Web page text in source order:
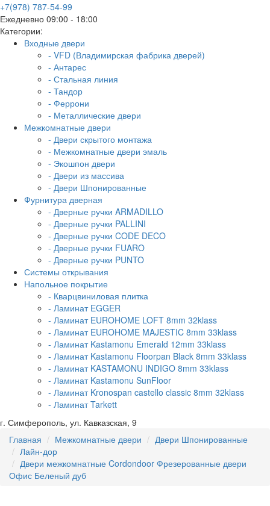
+7(978) 787-54-99
Ежедневно 09:00 - 18:00
Категории:
Входные двери
- VFD (Владимирская фабрика дверей)
- Антарес
- Стальная линия
- Тандор
- Феррони
- Металлические двери
Межкомнатные двери
- Двери скрытого монтажа
- Межкомнатные двери эмаль
- Экошпон двери
- Двери из массива
- Двери Шпонированные
Фурнитура дверная
- Дверные ручки ARMADILLO
- Дверные ручки PALLINI
- Дверные ручки CODE DECO
- Дверные ручки FUARO
- Дверные ручки PUNTO
Системы открывания
Напольное покрытие
- Кварцвиниловая плитка
- Ламинат EGGER
- Ламинат EUROHOME LOFT 8mm 32klass
- Ламинат EUROHOME MAJESTIC 8mm 33klass
- Ламинат Kastamonu Emerald 12mm 33klass
- Ламинат Kastamonu Floorpan Black 8mm 33klass
- Ламинат KASTAMONU INDIGO 8mm 33klass
- Ламинат Kastamonu SunFloor
- Ламинат Kronospan castello classic 8mm 32klass
- Ламинат Tarkett
г. Симферополь, ул. Кавказская, 9
Главная
Межкомнатные двери
Двери Шпонированные
Лайн-дор
Двери межкомнатные Cordondoor Фрезерованные двери
Офис Беленый дуб